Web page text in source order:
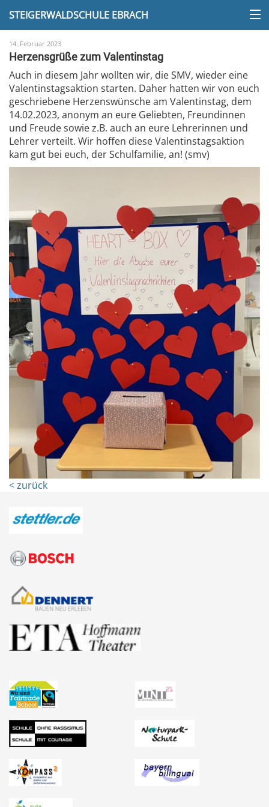
STEIGERWALDSCHULE EBRACH
14. Februar 2023
Herzensgrüße zum Valentinstag
Auch in diesem Jahr wollten wir, die SMV, wieder eine
Valentinstagsaktion starten. Daher hatten wir von euch
geschriebene Herzenswünsche am Valentinstag, dem
14.02.2023, anonym an eure Geliebten, Freundinnen
und Freude sowie z.B. auch an eure Lehrerinnen und
Lehrer verteilt. Wir hoffen diese Valentinstagsaktion
kam gut bei euch, der Schulfamilie, an! (smv)
< zurück